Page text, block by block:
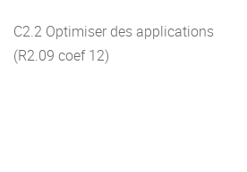
C2.2 Optimiser des applications
(R2.09 coef 12)